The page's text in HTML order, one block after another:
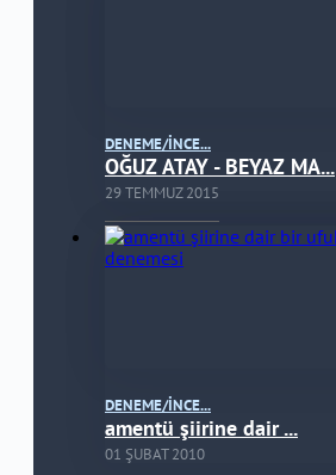
DENEME/İNCE...
OĞUZ ATAY - BEYAZ MA...
29 TEMMUZ 2015
DENEME/İNCE...
amentü şiirine dair ...
01 ŞUBAT 2010